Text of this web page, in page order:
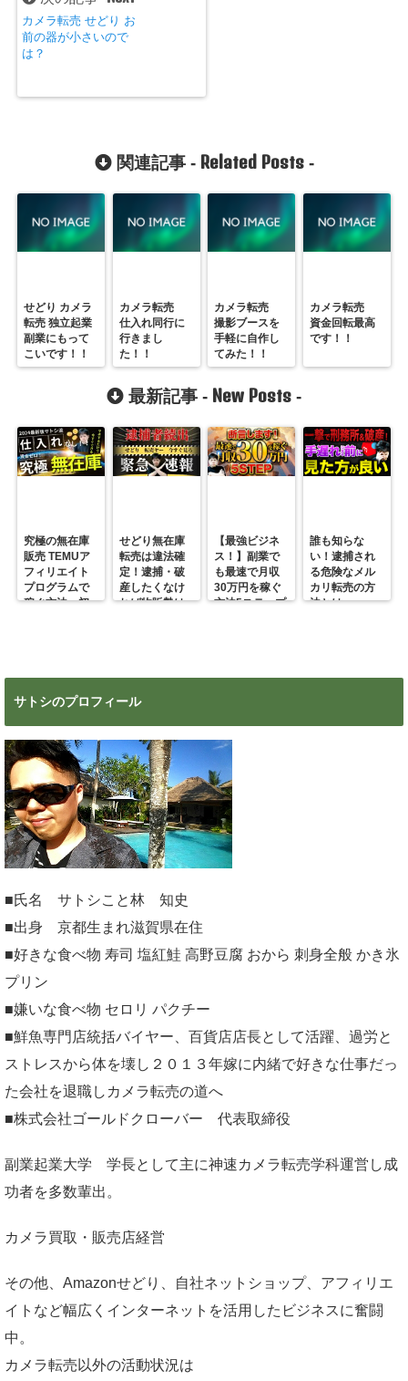
カメラ転売 せどり お
前の器が小さいので
は？
関連記事 - Related Posts-
せどり カメラ
転売 独立起業
副業にもって
こいです！！
カメラ転売
仕入れ同行に
行きまし
た！！
カメラ転売
撮影ブースを
手軽に自作し
てみた！！
カメラ転売
資金回転最高
です！！
最新記事 - New Posts -
究極の無在庫
販売 TEMUア
フィリエイト
プログラムで
稼ぐ方法 初
せどり無在庫
転売は違法確
定！逮捕・破
産したくなけ
れば物販勢は
【最強ビジネ
ス！】副業で
も最速で月収
30万円を稼ぐ
方法5ステップ
誰も知らな
い！逮捕され
る危険なメル
カリ転売の方
法とは
サトシのプロフィール
■氏名 サトシこと林 知史
■出身 京都生まれ滋賀県在住
■好きな食べ物 寿司 塩紅鮭 高野豆腐 おから 刺身全般 かき氷
プリン
■嫌いな食べ物 セロリ パクチー
■鮮魚専門店統括バイヤー、百貨店店長として活躍、過労と
ストレスから体を壊し２０１３年嫁に内緒で好きな仕事だっ
た会社を退職しカメラ転売の道へ
■株式会社ゴールドクローバー 代表取締役
副業起業大学 学長として主に神速カメラ転売学科運営し成
功者を多数輩出。
カメラ買取・販売店経営
その他、Amazonせどり、自社ネットショップ、アフィリエ
イトなど幅広くインターネットを活用したビジネスに奮闘
中。
カメラ転売以外の活動状況は